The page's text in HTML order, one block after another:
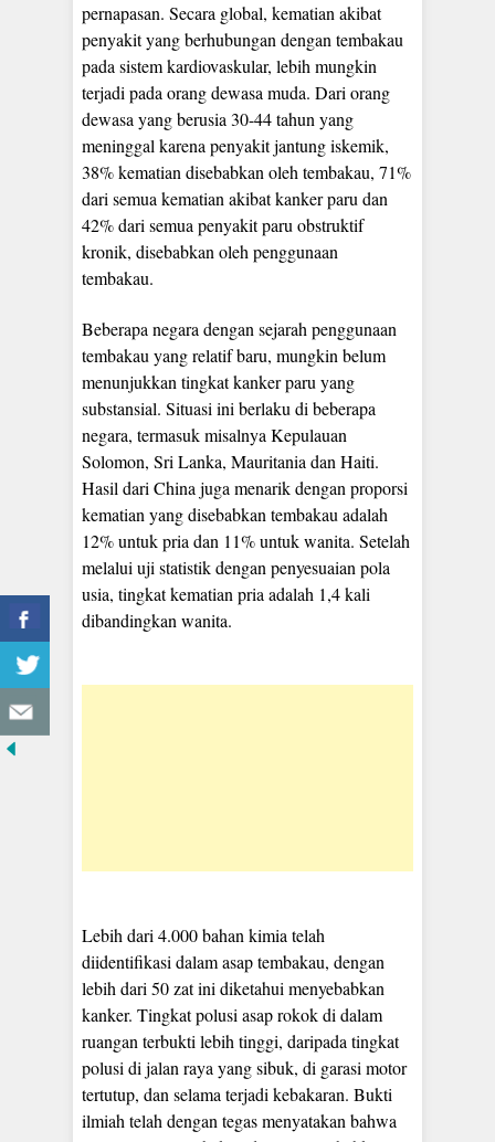
pernapasan. Secara global, kematian akibat
penyakit yang berhubungan dengan tembakau
pada sistem kardiovaskular, lebih mungkin
terjadi pada orang dewasa muda. Dari orang
dewasa yang berusia 30-44 tahun yang
meninggal karena penyakit jantung iskemik,
38% kematian disebabkan oleh tembakau, 71%
dari semua kematian akibat kanker paru dan
42% dari semua penyakit paru obstruktif
kronik, disebabkan oleh penggunaan
tembakau.
Beberapa negara dengan sejarah penggunaan
tembakau yang relatif baru, mungkin belum
menunjukkan tingkat kanker paru yang
substansial. Situasi ini berlaku di beberapa
negara, termasuk misalnya Kepulauan
Solomon, Sri Lanka, Mauritania dan Haiti.
Hasil dari China juga menarik dengan proporsi
kematian yang disebabkan tembakau adalah
12% untuk pria dan 11% untuk wanita. Setelah
melalui uji statistik dengan penyesuaian pola
usia, tingkat kematian pria adalah 1,4 kali
dibandingkan wanita.
Lebih dari 4.000 bahan kimia telah
diidentifikasi dalam asap tembakau, dengan
lebih dari 50 zat ini diketahui menyebabkan
kanker. Tingkat polusi asap rokok di dalam
ruangan terbukti lebih tinggi, daripada tingkat
polusi di jalan raya yang sibuk, di garasi motor
tertutup, dan selama terjadi kebakaran. Bukti
ilmiah telah dengan tegas menyatakan bahwa